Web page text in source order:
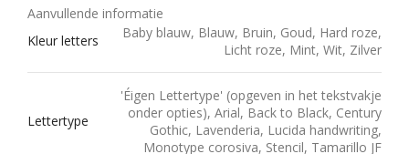
Aanvullende informatie
Kleur letters
Baby blauw, Blauw, Bruin, Goud, Hard roze,
Licht roze, Mint, Wit, Zilver
Lettertype
'Éigen Lettertype' (opgeven in het tekstvakje
onder opties), Arial, Back to Black, Century
Gothic, Lavenderia, Lucida handwriting,
Monotype corosiva, Stencil, Tamarillo JF